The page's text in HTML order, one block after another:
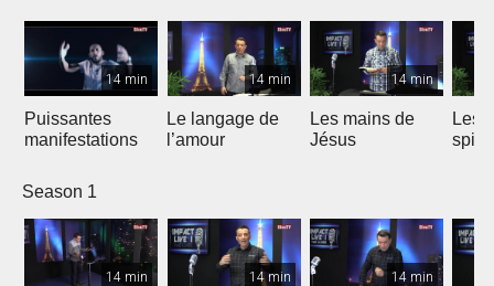
14 min
Puissantes
manifestations
14 min
Le langage de
l’amour
14 min
Les mains de
Jésus
Les
Season 1
14 min 14 min 14 min